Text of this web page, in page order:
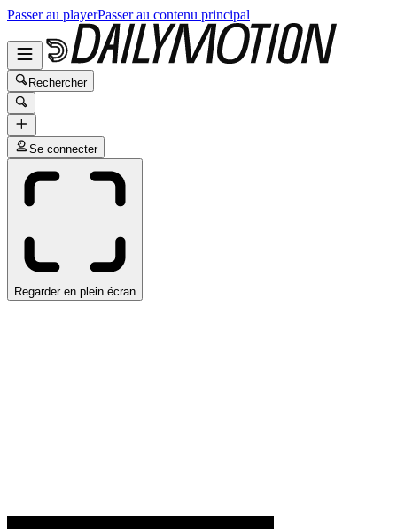
Passer au playerPasser au contenu principal
Rechercher
Se connecter
Regarder en plein écran